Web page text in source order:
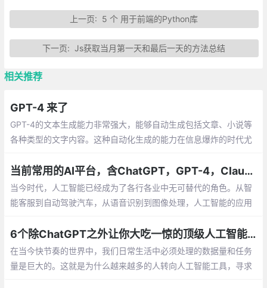
上一页: 5 个 用于前端的Python库
下一页:Js获取当月第一天和最后一天的方法总结
相关推荐
GPT-4 来了
GPT-4的文本生成能力非常强大，能够自动生成包括文章、小说等
各种类型的文字内容。这种自动化生成的能力在信息爆炸的时代尤
当前常用的AI平台，含ChatGPT，GPT-4，Claude等
当今时代，人工智能已经成为了各行各业中无可替代的角色。从智
能客服到自动驾驶汽车，从语音识别到图像处理，人工智能的应用
来
6个除ChatGPT之外让你大吃一惊的顶级人工智能工具
在当今快节奏的世界中，我们日常生活中必须处理的数据量和任务
量是巨大的。这就是为什么越来越多的人转向人工智能工具，寻求